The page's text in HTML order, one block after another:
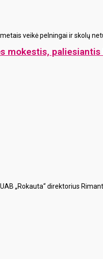
veikė pelningai ir skolų
mokestis,
„Rokauta“ direktorius